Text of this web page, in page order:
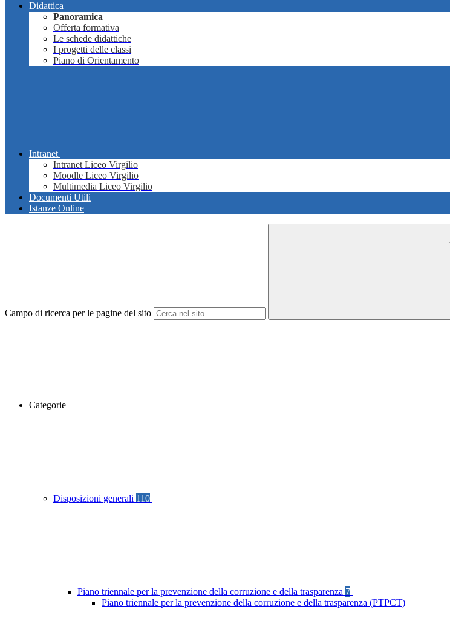
Didattica
Panoramica
Offerta formativa
Le schede didattiche
I progetti delle classi
Piano di Orientamento
Intranet
Intranet Liceo Virgilio
Moodle Liceo Virgilio
Multimedia Liceo Virgilio
Documenti Utili
Istanze Online
Campo di ricerca per le pagine del sito
Categorie
Disposizioni generali 110
Piano triennale per la prevenzione della corruzione e della trasparenza 7
Piano triennale per la prevenzione della corruzione e della trasparenza (PTPCT)